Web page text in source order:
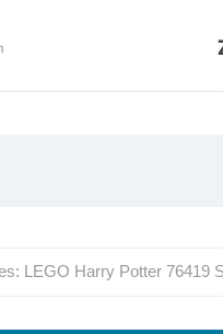
LEGO Harry Potter 76419